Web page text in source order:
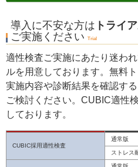
導入に不安な方は トライ
ご実施ください
Trial
適性検査ご実施にあたり迷わ
ルを用意しております。無料
実施内容や診断結果を確認す
ご検討ください。CUBIC適性
しております。
CUBIC採用適性検査
通常版
ストレス